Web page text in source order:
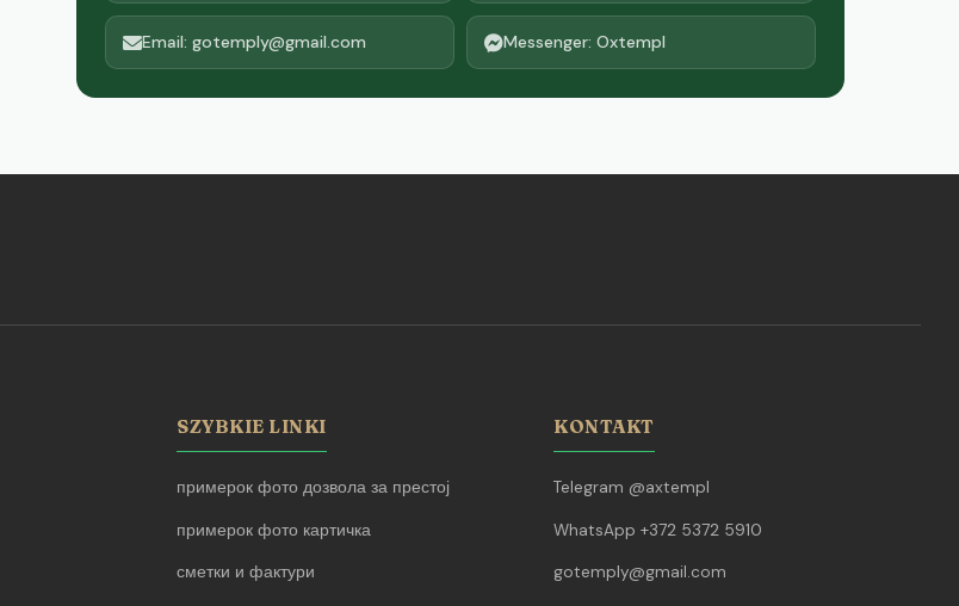
Email: gotemply@gmail.com Messenger: Oxtempl
SZYBKIE LINKI
примерок фото дозвола за престој
примерок фото картичка
сметки и фактури
KONTAKT
Telegram @axtempl
WhatsApp +372 5372 5910
gotemply@gmail.com